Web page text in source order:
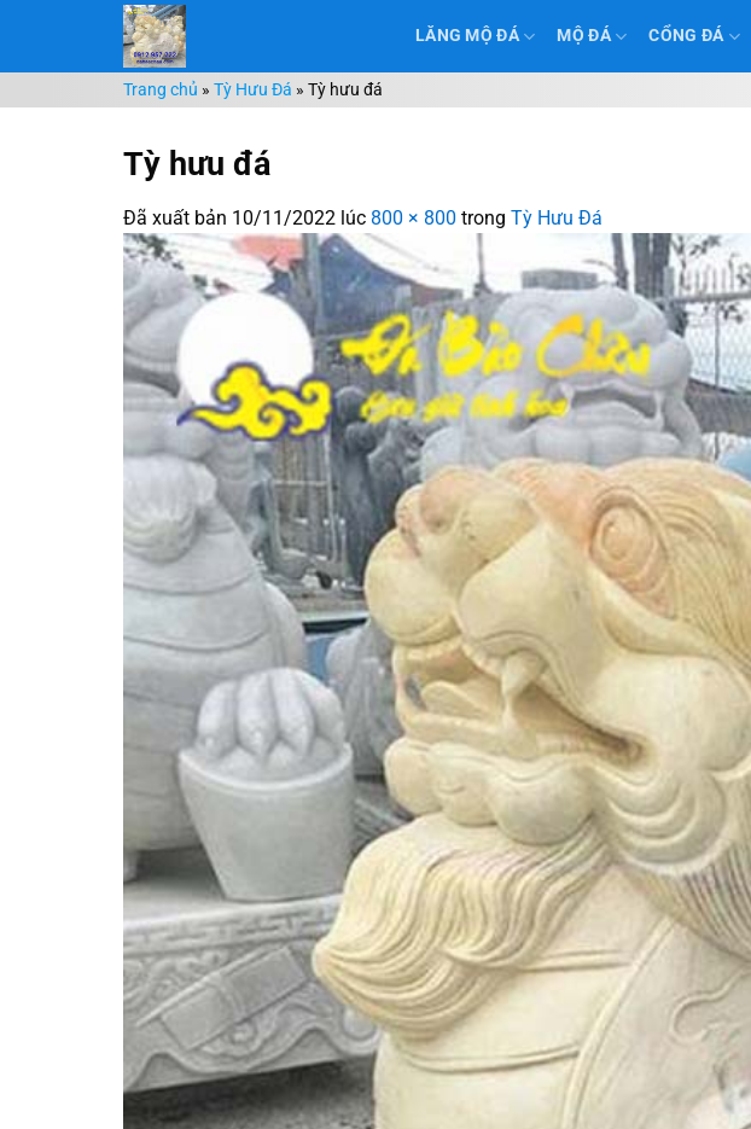
nội
dung
LĂNG MỘ ĐÁ MỘ ĐÁ CỔNG ĐÁ
Trang chủ » Tỳ Hưu Đá » Tỳ hưu đá
Tỳ hưu đá
Đã xuất bản 10/11/2022 lúc 800 × 800 trong Tỳ Hưu Đá